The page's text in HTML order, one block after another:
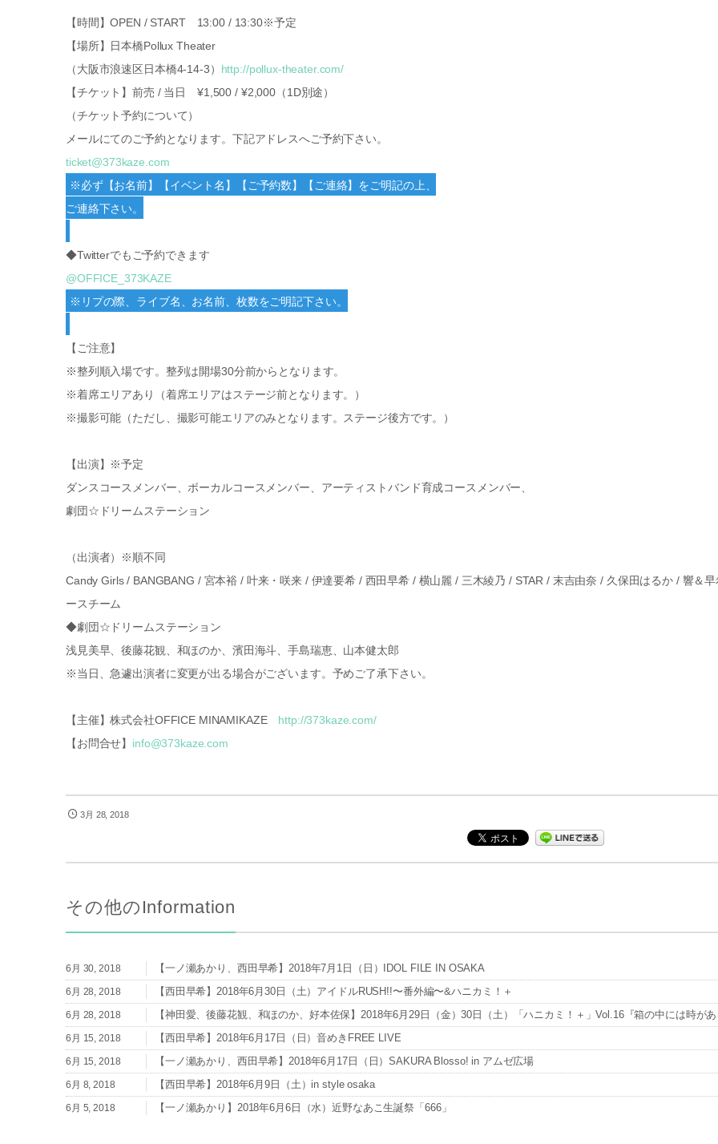
【時間】OPEN / START 13:00 / 13:30※予定
【場所】日本橋Pollux Theater
（大阪市浪速区日本橋4-14-3） http://pollux-theater.com/
【チケット】前売 / 当日 ¥1,500 / ¥2,000（1D別途）
（チケット予約について）
メールにてのご予約となります。下記アドレスへご予約下さい。
ticket@373kaze.com
※必ず【お名前】【イベント名】【ご予約数】【ご連絡】をご明記の上、
ご連絡下さい。
◆Twitterでもご予約できます
@OFFICE_373KAZE
※リプの際、ライブ名、お名前、枚数をご明記下さい。
【ご注意】
※整列順入場です。整列は開場30分前からとなります。
※着席エリアあり（着席エリアはステージ前となります。）
※撮影可能（ただし、撮影可能エリアのみとなります。ステージ後方です。）
【出演】※予定
ダンスコースメンバー、ボーカルコースメンバー、アーティストバンド育成コースメンバー、
劇団☆ドリームステーション
（出演者）※順不同
Candy Girls / BANGBANG / 宮本裕 / 叶来・咲来 / 伊達要希 / 西田早希 / 横山麗 / 三木綾乃 / STAR / 末吉由奈 / 久保田はるか / 響＆
ースチーム
◆劇団☆ドリームステーション
浅見美早、後藤花観、和ほのか、濱田海斗、手島瑞恵、山本健太郎
※当日、急遽出演者に変更が出る場合がございます。予めご了承下さい。
【主催】株式会社OFFICE MINAMIKAZE http://373kaze.com/
【お問合せ】 info@373kaze.com
3月 28, 2018
その他のInformation
6月 30, 2018 【一ノ瀬あかり、西田早希】2018年7月1日（日）IDOL FILE IN OSAKA
6月 28, 2018 【西田早希】2018年6月30日（土）アイドルRUSH!!〜番外編〜&ハニカミ！＋
6月 28, 2018 【神田愛、後藤花観、和ほのか、好本佐保】2018年6月29日（金）30日（土）「ハニカミ！＋」Vol.16『箱の中には時が
6月 15, 2018 【西田早希】2018年6月17日（日）音めきFREE LIVE
6月 15, 2018 【一ノ瀬あかり、西田早希】2018年6月17日（日）SAKURA Blosso! in アムゼ広場
6月 8, 2018 【西田早希】2018年6月9日（土）in style osaka
6月 5, 2018 【一ノ瀬あかり】2018年6月6日（水）近野なあこ生誕祭「666」